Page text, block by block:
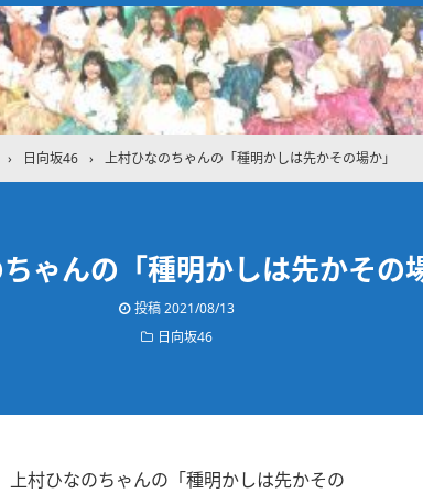
› 日向坂46 › 上村ひなのちゃんの「種明かしは先かその場か」
ゃんの「種明かしは先かその
投稿2021/08/13
日向坂46
村ひなのちゃんの「種明かしは先かその